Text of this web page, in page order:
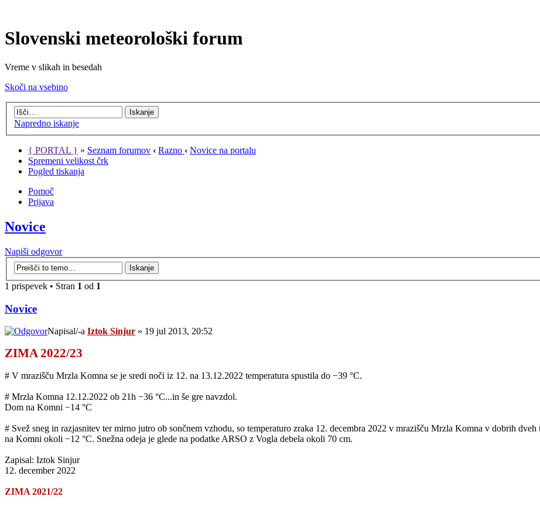
Slovenski meteorološki forum
Vreme v slikah in besedah
Skoči na vsebino
Napredno iskanje
{ PORTAL } » Seznam forumov ‹ Razno ‹ Novice na portalu
Spremeni velikost črk
Pogled tiskanja
Pomoč
Prijava
Novice
Napiši odgovor
1 prispevek • Stran 1 od 1
Novice
Napisal/-a Iztok Sinjur » 19 jul 2013, 20:52
ZIMA 2022/23
# V mrazišču Mrzla Komna se je sredi noči iz 12. na 13.12.2022 temperatura spustila do −39 °C.
# Mrzla Komna 12.12.2022 ob 21h −36 °C...in še gre navzdol.
Dom na Komni −14 °C
# Svež sneg in razjasnitev ter mirno jutro ob sončnem vzhodu, so temperaturo zraka 12. decembra 2022 v mrazišču Mrzla Komna v dobrih
na Komni okoli −12 °C. Snežna odeja je glede na podatke ARSO z Vogla debela okoli 70 cm.
Zapisal: Iztok Sinjur
12. december 2022
ZIMA 2021/22